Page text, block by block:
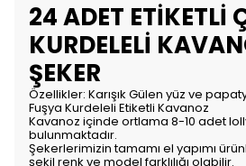
24 ADET ETİKETLİ
KURDELELİ
ŞEKER
Özellikler: Karışık Gülen yüz ve
Fuşya Kurdeleli Etiketli Kavanoz
Kavanoz içinde ortlama 8-10 adet
bulunmaktadır.
Şekerlerimizin tamamı el yapımı
şekil renk ve model farklılığı olabilir.